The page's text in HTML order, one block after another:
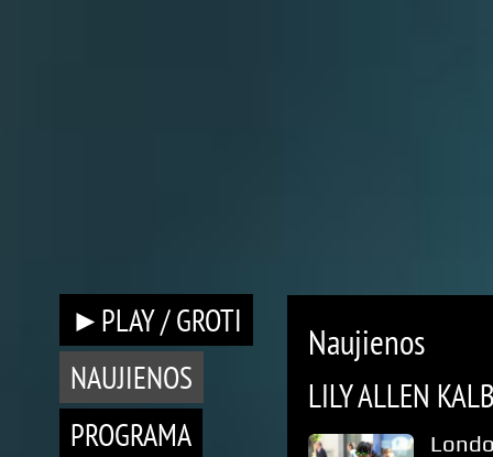
►PLAY / GROTI
NAUJIENOS
PROGRAMA
Naujienos
LILY ALLEN